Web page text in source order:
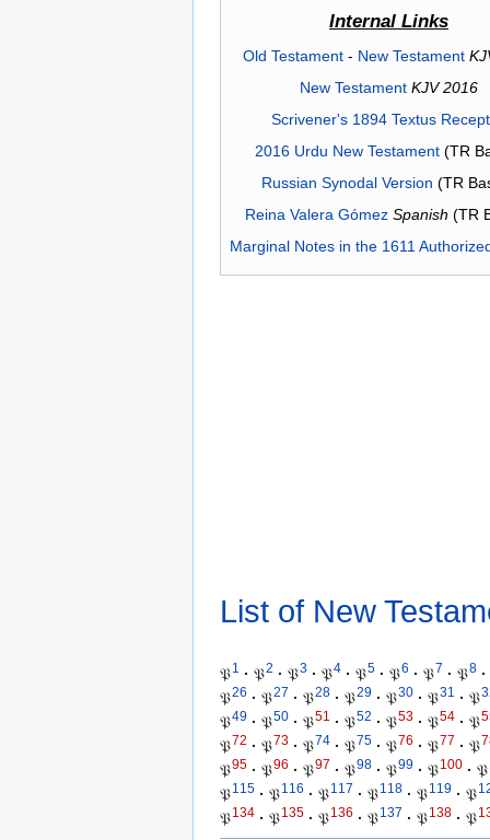
Internal Links
Old Testament- New Testament
New Testament KJV 2016
Scrivener's 1894 Textus
2016 Urdu New Testament(TR
Russian Synodal Version (TR
Reina Valera Gómez Spanish (TR
Marginal Notes in the 1611
List of New
𝔓1 · 𝔓2 · 𝔓3 · 𝔓4 · 𝔓5 · 𝔓6 · 𝔓7 · 𝔓8 ·
𝔓26 · 𝔓27 · 𝔓28 · 𝔓29 · 𝔓30 · 𝔓31 · 𝔓
𝔓49 · 𝔓50 · 𝔓51 · 𝔓52 · 𝔓53 · 𝔓54 · 𝔓
𝔓72 · 𝔓73 · 𝔓74 · 𝔓75 · 𝔓76 · 𝔓77 · 𝔓
𝔓95 · 𝔓96 · 𝔓97 · 𝔓98 · 𝔓99 · 𝔓100 · 𝔓
𝔓115 · 𝔓116 · 𝔓117 · 𝔓118 · 𝔓119 · 𝔓
𝔓134 · 𝔓135 · 𝔓136 · 𝔓137 · 𝔓138 · 𝔓